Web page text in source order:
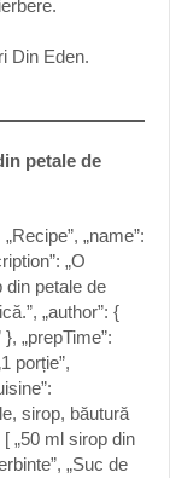
Din Eden.
petale de
„name”:
„O
din petale de
„author”: {
„prepTime”:
porție”,
sirop, băutură
„50 ml sirop din
„Suc de